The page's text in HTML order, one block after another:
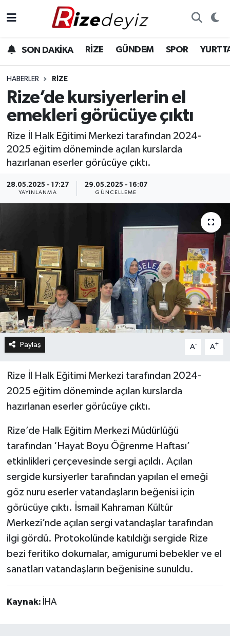
SON DAKİKA RİZE GÜNDEM SPOR
HABERLER RIZE
Rize’de kursiyerlerin el
emekleri görücüye çıktı
Rize İl Halk Eğitimi Merkezi tarafından 2024-
2025 eğitim döneminde açılan kurslarda
hazırlanan eserler görücüye çıktı.
28.05.2025 - 17:27
YAYINLANMA
29.05.2025 - 16:07
GÜNCELLEME
Paylaş A- A+
Rize İl Halk Eğitimi Merkezi tarafından 2024-
2025 eğitim döneminde açılan kurslarda
hazırlanan eserler görücüye çıktı.
Rize’de Halk Eğitim Merkezi Müdürlüğü
tarafından ‘Hayat Boyu Öğrenme Haftası’
etkinlikleri çerçevesinde sergi açıldı. Açılan
sergide kursiyerler tarafından yapılan el emeği
göz nuru eserler vatandaşların beğenisi için
görücüye çıktı. İsmail Kahraman Kültür
Merkezi’nde açılan sergi vatandaşlar tarafından
ilgi gördü. Protokolünde katıldığı sergide Rize
bezi feritiko dokumalar, amigurumi bebekler ve el
sanatları vatandaşların beğenisine sunuldu.
Kaynak: İHA
Gündem
Yurttan Haberler
Ekonomi
Teknoloji
Rize Hava Durumu
Rize Trafik Yoğunluk Haritası
Süper Lig Puan Durumu ve Fikstür
Tüm Manşetler
Son Dakika Haberleri
Haber Arşivi